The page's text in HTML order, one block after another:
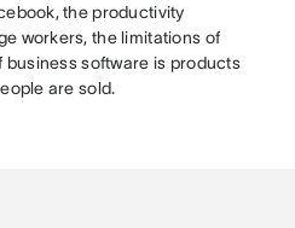
the productivity
workers, the limitations of
business software is products
are sold.